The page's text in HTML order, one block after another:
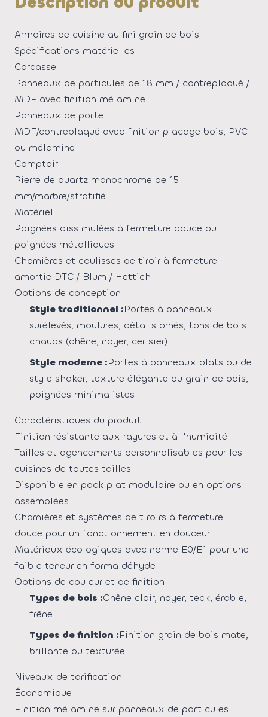
Armoires de cuisine au fini grain de bois
Spécifications matérielles
Carcasse
Panneaux de particules de 18 mm / contreplaqué /
MDF avec finition mélamine
Panneaux de porte
MDF/contreplaqué avec finition placage bois, PVC
ou mélamine
Comptoir
Pierre de quartz monochrome de 15
mm/marbre/stratifié
Matériel
Poignées dissimulées à fermeture douce ou
poignées métalliques
Charnières et coulisses de tiroir à fermeture
amortie DTC / Blum / Hettich
Options de conception
Style traditionnel :Portes à panneaux
surélevés, moulures, détails ornés, tons de bois
chauds (chêne, noyer, cerisier)
Style moderne :Portes à panneaux plats ou de
style shaker, texture élégante du grain de bois,
poignées minimalistes
Caractéristiques du produit
Finition résistante aux rayures et à l'humidité
Tailles et agencements personnalisables pour les
cuisines de toutes tailles
Disponible en pack plat modulaire ou en options
assemblées
Charnières et systèmes de tiroirs à fermeture
douce pour un fonctionnement en douceur
Matériaux écologiques avec norme E0/E1 pour une
faible teneur en formaldéhyde
Options de couleur et de finition
Types de bois :Chêne clair, noyer, teck, érable,
frêne
Types de finition :Finition grain de bois mate,
brillante ou texturée
Niveaux de tarification
Économique
Finition mélamine sur panneaux de particules